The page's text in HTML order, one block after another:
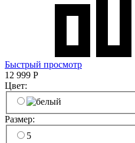
Быстрый просмотр
12 999 Р
Цвет:
Размер:
5